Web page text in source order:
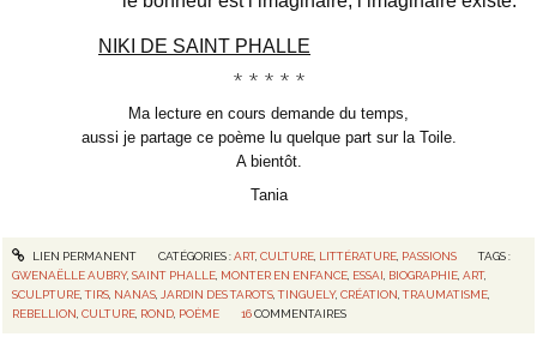
NIKI DE SAINT PHALLE
* * * * *
Ma lecture en cours demande du temps,
aussi je partage ce poème lu quelque part sur la Toile.
A bientôt.
Tania
LIEN PERMANENT CATÉGORIES :ART, CULTURE, LITTÉRATURE, PASSIONS
TAGS :
GWENAËLLE AUBRY,SAINT PHALLE, MONTER EN ENFANCE, ESSAI, BIOGRAPHIE,ART,
SCULPTURE,TIRS, NANAS,JARDIN DES TAROTS,TINGUELY,CRÉATION,TRAUMATISME,
REBELLION,CULTURE, ROND, POÈME 16 COMMENTAIRES